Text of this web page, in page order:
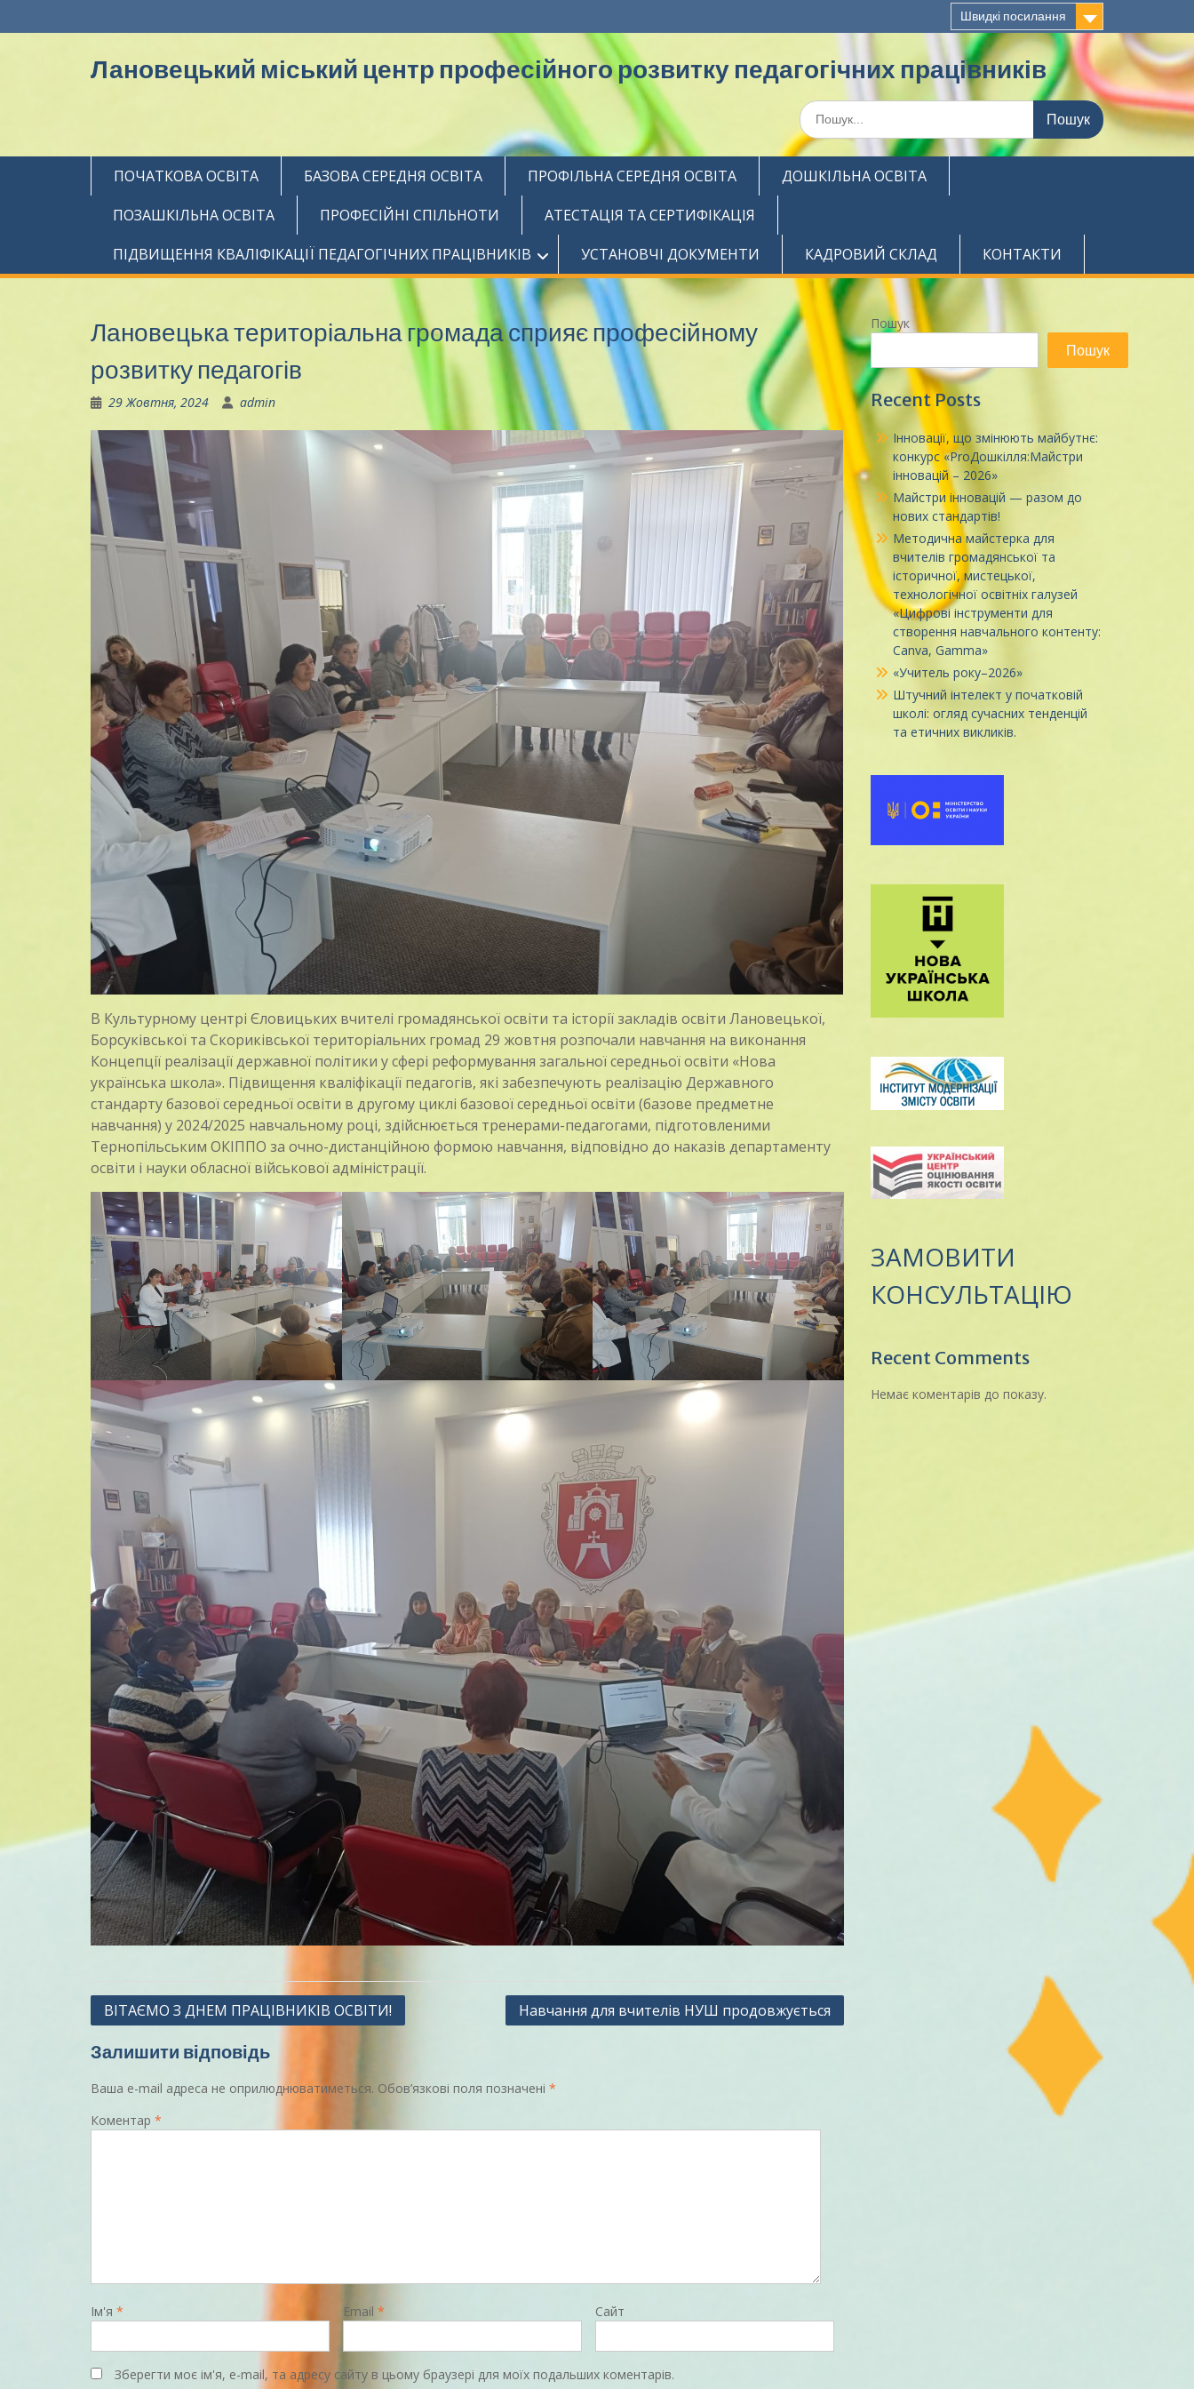
Швидкі посилання
Лановецький міський центр професійного розвитку педагогічних працівників
Шукати:
ПОЧАТКОВА ОСВІТА БАЗОВА СЕРЕДНЯ ОСВІТА ПРОФІЛЬНА СЕРЕДНЯ ОСВІТА
ДОШКІЛЬНА ОСВІТА
ПОЗАШКІЛЬНА ОСВІТА
ПРОФЕСІЙНІ СПІЛЬНОТИ
АТЕСТАЦІЯ ТА СЕРТИФІКАЦІЯ
ПІДВИЩЕННЯ КВАЛІФІКАЦІЇ ПЕДАГОГІЧНИХ ПРАЦІВНИКІВ
УСТАНОВЧІ ДОКУМЕНТИ КАДРОВИЙ СКЛАД КОНТАКТИ
Лановецька територіальна громада сприяє професійному
розвитку педагогів
29 Жовтня, 2024 admin
В Культурному центрі Єловицьких вчителі громадянської освіти та історії закладів освіти Лановецької,
Борсуківської та Скориківської територіальних громад 29 жовтня розпочали навчання на виконання
Концепції реалізації державної політики у сфері реформування загальної середньої освіти «Нова
українська школа». Підвищення кваліфікації педагогів, які забезпечують реалізацію Державного
стандарту базової середньої освіти в другому циклі базової середньої освіти (базове предметне
навчання) у 2024/2025 навчальному році, здійснюється тренерами-педагогами, підготовленими
Тернопільським ОКІППО за очно-дистанційною формою навчання, відповідно до наказів департаменту
освіти і науки обласної військової адміністрації.
Навігація
ВІТАЄМО З ДНЕМ ПРАЦІВНИКІВ ОСВІТИ! Навчання для вчителів НУШ продовжується
Залишити відповідь
Ваша e-mail адреса не оприлюднюватиметься. Обов’язкові поля позначені *
Коментар *
Ім'я * Email * Сайт
Зберегти моє ім'я, e-mail, та адресу сайту в цьому браузері для моїх подальших коментарів.
Пошук
Пошук
Recent Posts
Інновації, що змінюють майбутнє:
конкурс «ProДошкілля:Майстри
інновацій – 2026»
Майстри інновацій — разом до
нових стандартів!
Методична майстерка для
вчителів громадянської та
історичної, мистецької,
технологічної освітніх галузей
«Цифрові інструменти для
створення навчального контенту:
Canva, Gamma»
«Учитель року–2026»
Штучний інтелект у початковій
школі: огляд сучасних тенденцій
та етичних викликів.
ЗАМОВИТИ
КОНСУЛЬТАЦІЮ
Recent Comments
Немає коментарів до показу.